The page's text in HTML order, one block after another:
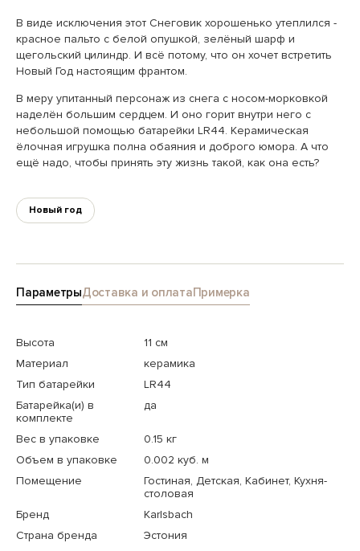
В виде исключения этот Снеговик хорошенько утеплился -
красное пальто с белой опушкой, зелёный шарф и
щегольский цилиндр. И всё потому, что он хочет встретить
Новый Год настоящим франтом.
В меру упитанный персонаж из снега с носом-морковкой
наделён большим сердцем. И оно горит внутри него с
небольшой помощью батарейки LR44. Керамическая
ёлочная игрушка полна обаяния и доброго юмора. А что
ещё надо, чтобы принять эту жизнь такой, как она есть?
Новый год
ПараметрыДоставка и оплатаПримерка
Высота
11 см
Материал
керамика
Тип батарейки
LR44
Батарейка(и) в
комплекте
да
Вес в упаковке
0.15 кг
Объем в упаковке
0.002 куб. м
Помещение
Гостиная, Детская, Кабинет, Кухня-
столовая
Бренд
Karlsbach
Страна бренда
Эстония